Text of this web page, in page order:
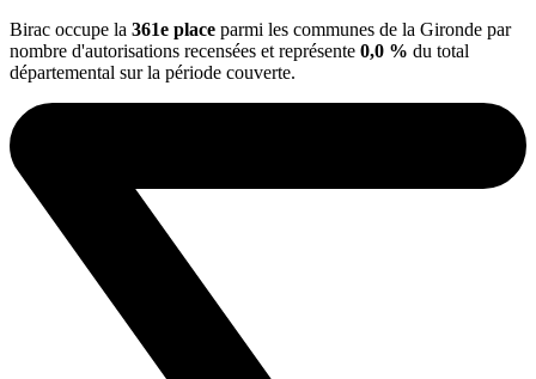
Birac occupe la 361e place parmi les communes de la Gironde par
nombre d'autorisations recensées et représente 0,0 % du total
départemental sur la période couverte.